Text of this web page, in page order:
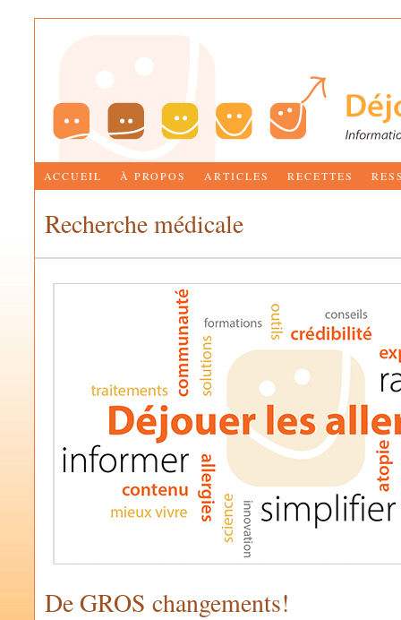
ACCUEIL À PROPOS ARTICLES RECETTES
Recherche médicale
De GROS changements!